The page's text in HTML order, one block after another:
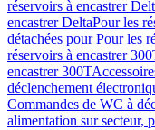
réservoirs à encastrer
encastrer DeltaPour les
détachées pour Pour les
réservoirs à encastrer
encastrer 300T
déclenchement
Commandes de WC à
alimentation sur secteur,